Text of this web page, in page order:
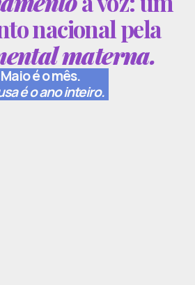
nacional pela
materna.
Maio é o mês.
é o ano inteiro.